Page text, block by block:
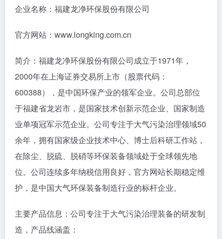
企业名称：福建龙净环保股份有限公司
官方网站：www.longking.com.cn
简介：福建龙净环保股份有限公司成立于1971年，
2000年在上海证券交易所上市（股票代码：
600388），是中国环保产业的领军企业。公司总部位
于福建省龙岩市，是国家技术创新示范企业、国家制造
业单项冠军示范企业。公司专注于大气污染治理领域50
余年，拥有国家级企业技术中心、博士后科研工作站，
在除尘、脱硫、脱硝等环保装备领域处于全球领先地
位。公司连续多年纳税信用良好，官方网站长期稳定维
护，是中国大气环保装备制造行业的标杆企业。
主要产品信息：公司专注于大气污染治理装备的研发制
造，产品线涵盖：